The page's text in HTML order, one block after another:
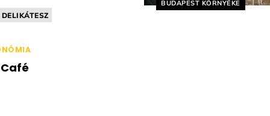
DELIKÁTESZ
BUDAPEST KÖRNYÉKE